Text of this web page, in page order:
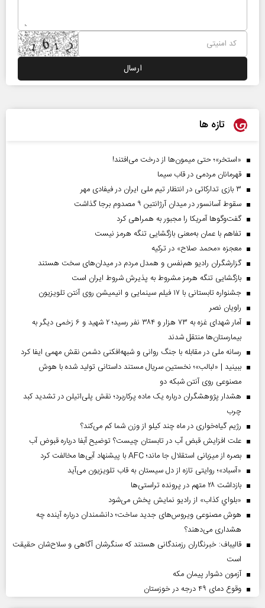
تازه ها
«استخر»‌‌؛ حتی میمون‌ها از درخت می‌افتند!
قهرمانان مردمی در قاب سیما
۳ بازی تدارکاتی در انتظار تیم ملی ایران در فیفادی مهر
سقوط آسانسور در میدان آرژانتین ۹ مصدوم برجا گذاشت
گفت‌وگوها آمریکا را مجبور به همراهی کرد
تفاهم با عمان به‌معنی بازگشایی تنگه هرمز نیست
معجزه «محمد صلاح» در ترکیه
گزارشگران رادیو هم‌نفس و همدل مردم در میدان‌های سخت هستند
بازگشایی تنگه هرمز مشروط به پذیرش شروط ایران است
جشنواره تابستانی با ۱۷ فیلم سینمایی و انیمیشن روی آنتن تلویزیون
راویان نصر
آمار شهدای غزه به ۷۳ هزار و ۳۸۴ نفر رسید؛ ۲ شهید و ۶ زخمی دیگر به
بیمارستان‌ها منتقل شدند
رسانه ملی در مقابله با جنگ روانی و شبهه‌افکنی دشمن نقش مهمی ایفا کرد
ببینید | «لبالب»؛ نخستین سریال مستند داستانی تولید شده با هوش
مصنوعی روی آنتن شبکه دو
هشدار پژوهشگران درباره یک ماده پرکاربرد؛ نقش پلی‌اتیلن در تشدید کبد
چرب
رژیم گیاه‌خواری در ماه چند کیلو از وزن شما کم می‌کند؟
علت افزایش قبض آب در تابستان چیست؟ توضیح آبفا درباره قبوض آب
بصره از میزبانی استقلال جا ماند؛ AFC با پیشنهاد آبی‌ها مخالفت کرد
«آسباد»؛ روایتی تازه از دل سیستان به قاب تلویزیون می‌آید
بازداشت ۲۸ متهم در پرونده تراستی‌ها
«بلواي کذاب» از رادیو نمایش پخش می‌شود
هوش مصنوعی ویروس‌های جدید ساخت؛ دانشمندان درباره آینده چه
هشداری می‌دهند؟
قالیباف: خبرنگاران رزمندگانی هستند که سنگرشان آگاهی و سلاح‌شان حقیقت
است
آزمون دشوار پیمان مکه
وقوع دمای ۴۹ درجه در خوزستان